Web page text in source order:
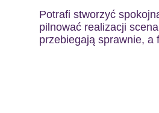
Potrafi stworzyć
pilnować realizacji
przebiegają sprawnie, a